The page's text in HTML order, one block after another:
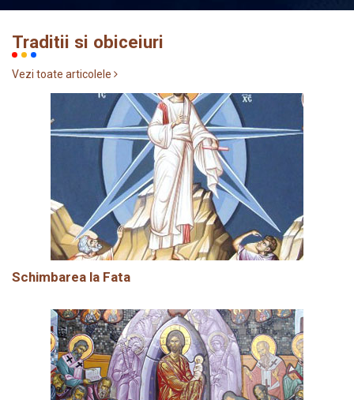
Traditii si obiceiuri
Vezi toate articolele
Schimbarea la Fata